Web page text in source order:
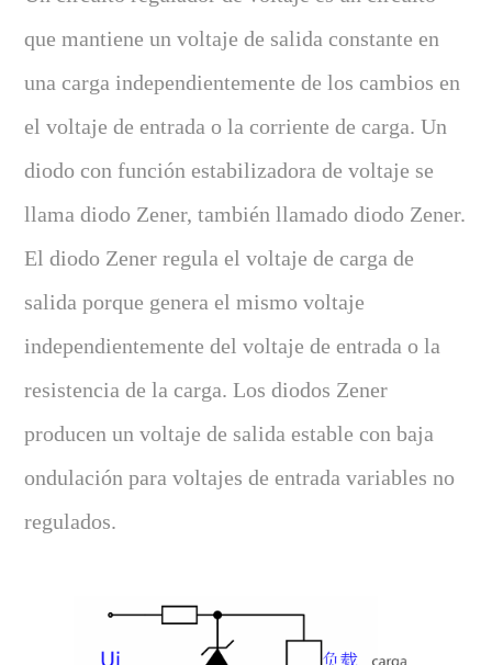
que mantiene un voltaje de salida constante en
una carga independientemente de los cambios en
el voltaje de entrada o la corriente de carga. Un
diodo con función estabilizadora de voltaje se
llama diodo Zener, también llamado diodo Zener.
El diodo Zener regula el voltaje de carga de
salida porque genera el mismo voltaje
independientemente del voltaje de entrada o la
resistencia de la carga. Los diodos Zener
producen un voltaje de salida estable con baja
ondulación para voltajes de entrada variables no
regulados.